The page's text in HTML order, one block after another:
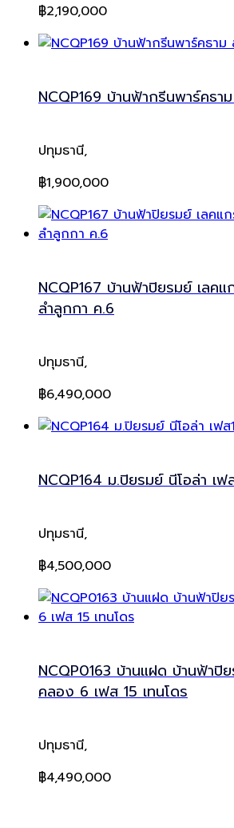
฿2,190,000
NCQP169 บ้านฟ้ากรีนพาร์คธา
ปทุมธานี,
฿1,900,000
NCQP167 บ้านฟ้าปิยรมย์ เลคแ
ลำลูกกา ค.6
ปทุมธานี,
฿6,490,000
NCQP164 ม.ปิยรมย์ นีโอล่า เฟ
ปทุมธานี,
฿4,500,000
NCQP0163 บ้านแฝด บ้านฟ้าปิ
คลอง 6 เฟส 15 เทนโดร
ปทุมธานี,
฿4,490,000